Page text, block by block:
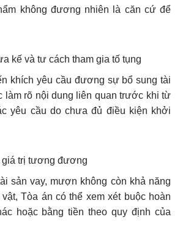
không đương nhiên là căn cứ để
kế và tư cách tham gia tố tụng
khích yêu cầu đương sự bổ sung tài
làm rõ nội dung liên quan trước khi từ
yêu cầu do chưa đủ điều kiện khởi
giá trị tương đương
sản vay, mượn không còn khả năng
Tòa án có thể xem xét buộc hoàn
hoặc bằng tiền theo quy định của